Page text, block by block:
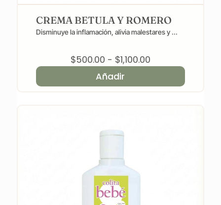
CREMA BETULA Y ROMERO
Disminuye la inflamación, alivia malestares y ...
$500.00 - $1,100.00Rango
precios:
Añadir